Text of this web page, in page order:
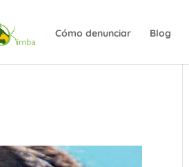
Cómo denunciar Blog